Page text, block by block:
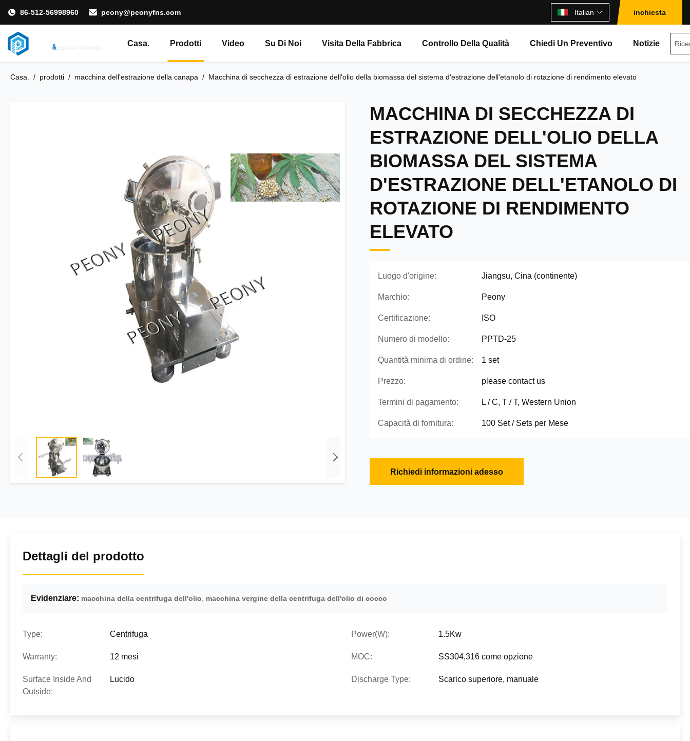
86-512-56998960 peony@peonyfns.com Italian inchiesta
Casa. Prodotti Video Su Di Noi Visita Della Fabbrica Controllo Della Qualità Chiedi Un Preventivo Notizie
Casa. / prodotti / macchina dell'estrazione della canapa / Macchina di secchezza di estrazione dell'olio della biomassa del sistema d'estrazione dell'etanolo di rotazione di rendimento elevato
MACCHINA DI SECCHEZZA DI
ESTRAZIONE DELL'OLIO DELLA
BIOMASSA DEL SISTEMA
D'ESTRAZIONE DELL'ETANOLO DI
ROTAZIONE DI RENDIMENTO
ELEVATO
Luogo d'origine: Jiangsu, Cina (continente)
Marchio: Peony
Certificazione: ISO
Numero di modello: PPTD-25
Quantità minima di ordine: 1 set
Prezzo: please contact us
Termini di pagamento: L / C, T / T, Western Union
Capacità di fornitura: 100 Set / Sets per Mese
Richiedi informazioni adesso
Dettagli del prodotto
Evidenziare: macchina della centrifuga dell'olio, macchina vergine della centrifuga dell'olio di cocco
Type: Centrifuga Power(W): 1.5Kw
Warranty: 12 mesi MOC: SS304,316 come opzione
Surface Inside And
Outside:
Lucido Discharge Type: Scarico superiore, manuale